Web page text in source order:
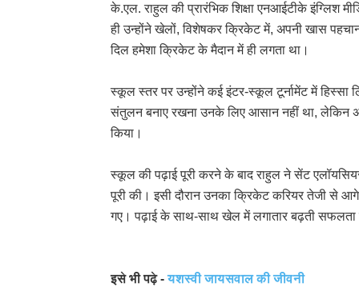
के.एल. राहुल की प्रारंभिक शिक्षा एनआईटीके इंग्लिश
ही उन्होंने खेलों, विशेषकर क्रिकेट में, अपनी खास
दिल हमेशा क्रिकेट के मैदान में ही लगता था।
स्कूल स्तर पर उन्होंने कई इंटर-स्कूल टूर्नामेंट में
संतुलन बनाए रखना उनके लिए आसान नहीं था, लेकिन
किया।
स्कूल की पढ़ाई पूरी करने के बाद राहुल ने सेंट
पूरी की। इसी दौरान उनका क्रिकेट करियर तेजी से
गए। पढ़ाई के साथ-साथ खेल में लगातार बढ़ती सफलता
इसे भी पढ़े -यशस्वी जायसवाल की जीवनी